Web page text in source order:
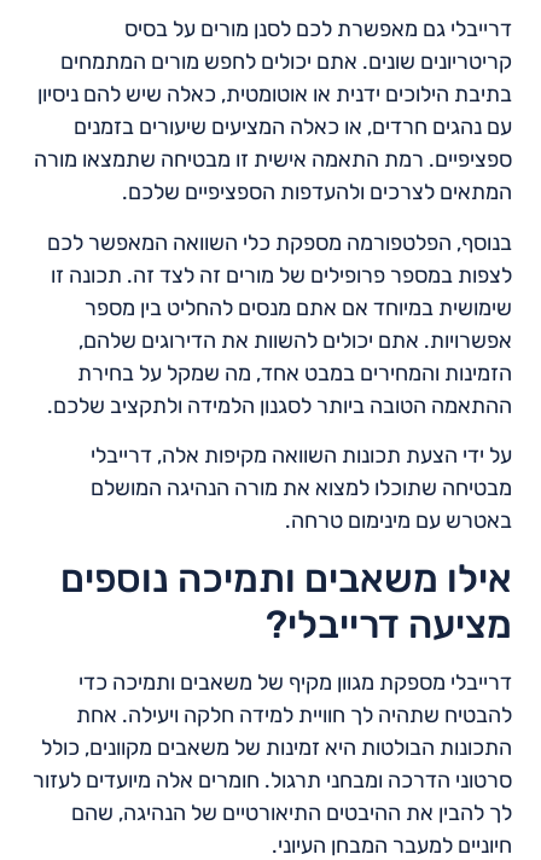
דרייבלי גם מאפשרת לכם לסנן מורים על בסיס
קריטריונים שונים. אתם יכולים לחפש מורים המתמחים
בתיבת הילוכים ידנית או אוטומטית, כאלה שיש להם ניסיון
עם נהגים חרדים, או כאלה המציעים שיעורים בזמנים
ספציפיים. רמת התאמה אישית זו מבטיחה שתמצאו מורה
המתאים לצרכים ולהעדפות הספציפיים שלכם.
בנוסף, הפלטפורמה מספקת כלי השוואה המאפשר לכם
לצפות במספר פרופילים של מורים זה לצד זה. תכונה זו
שימושית במיוחד אם אתם מנסים להחליט בין מספר
אפשרויות. אתם יכולים להשוות את הדירוגים שלהם,
הזמינות והמחירים במבט אחד, מה שמקל על בחירת
ההתאמה הטובה ביותר לסגנון הלמידה ולתקציב שלכם.
על ידי הצעת תכונות השוואה מקיפות אלה, דרייבלי
מבטיחה שתוכלו למצוא את מורה הנהיגה המושלם
באטרש עם מינימום טרחה.
אילו משאבים ותמיכה נוספים
מציעה דרייבלי?
דרייבלי מספקת מגוון מקיף של משאבים ותמיכה כדי
להבטיח שתהיה לך חוויית למידה חלקה ויעילה. אחת
התכונות הבולטות היא זמינות של משאבים מקוונים, כולל
סרטוני הדרכה ומבחני תרגול. חומרים אלה מיועדים לעזור
לך להבין את ההיבטים התיאורטיים של הנהיגה, שהם
חיוניים למעבר המבחן העיוני.